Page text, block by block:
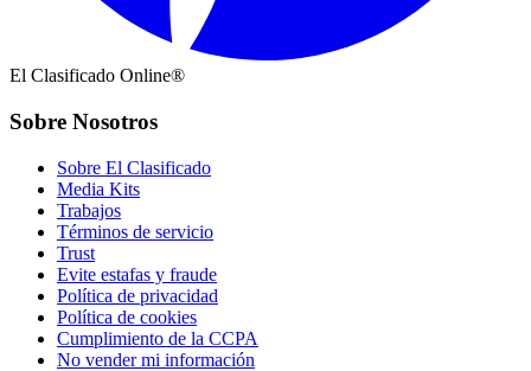
El Clasificado Online®
Sobre Nosotros
Sobre El Clasificado
Media Kits
Trabajos
Términos de servicio
Trust
Evite estafas y fraude
Política de privacidad
Política de cookies
Cumplimiento de la CCPA
No vender mi información